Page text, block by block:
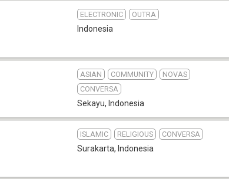
ELECTRONIC OUTRA
Indonesia
ASIAN COMMUNITY
NOVAS
CONVERSA
Sekayu, Indonesia
ISLAMIC RELIGIOUS CONVERSA
Surakarta, Indonesia